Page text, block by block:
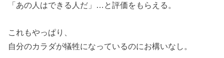
「あの人はできる人だ」…と評価をもらえる。
これもやっぱり、
自分のカラダが犠牲になっているのにお構いなし。